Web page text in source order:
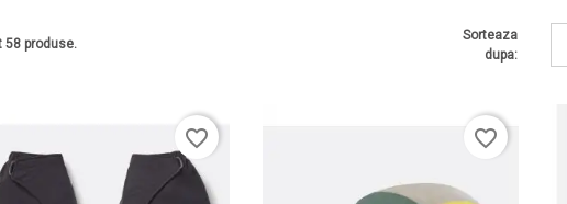
58 produse.
Sorteaza
dupa:
favorite_border favorite_border